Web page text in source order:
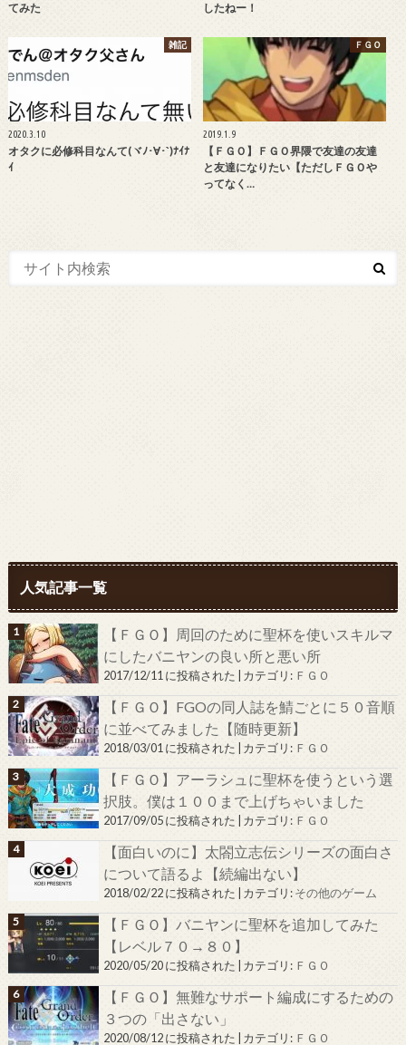
てみた
したねー！
雑記
2020.3.10
オタクに必修科目なんて(ヾﾉ･∀･`)ﾅｲﾅ
ｲ
ＦＧＯ
2019.1.9
【ＦＧＯ】ＦＧＯ界隈で友達の友達
と友達になりたい【ただしＦＧＯや
ってなく…
人気記事一覧
【ＦＧＯ】周回のために聖杯を使いスキルマ
にしたバニヤンの良い所と悪い所
2017/12/11 に投稿された カテゴリ: ＦＧＯ
【ＦＧＯ】FGOの同人誌を鯖ごとに５０音順
に並べてみました【随時更新】
2018/03/01 に投稿された カテゴリ: ＦＧＯ
【ＦＧＯ】アーラシュに聖杯を使うという選
択肢。僕は１００まで上げちゃいました
2017/09/05 に投稿された カテゴリ: ＦＧＯ
【面白いのに】太閤立志伝シリーズの面白さ
について語るよ【続編出ない】
2018/02/22 に投稿された カテゴリ:その他のゲーム
【ＦＧＯ】バニヤンに聖杯を追加してみた
【レベル７０→８０】
2020/05/20 に投稿された カテゴリ: ＦＧＯ
【ＦＧＯ】無難なサポート編成にするための
３つの「出さない」
2020/08/12 に投稿された カテゴリ: ＦＧＯ